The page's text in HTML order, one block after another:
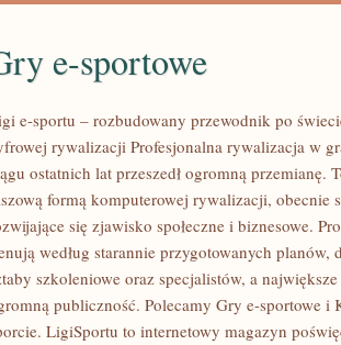
e-sportowe
e-sportu – rozbudowany przewodnik po
rywalizacji Profesjonalna rywalizacja w
ostatnich lat przeszedł ogromną przemianę.
formą komputerowej rywalizacji, obecnie
się zjawisko społeczne i biznesowe.
według starannie przygotowanych planów,
szkoleniowe oraz specjalistów, a
publiczność. Polecamy Gry e-sportowe i
LigiSportu to internetowy magazyn